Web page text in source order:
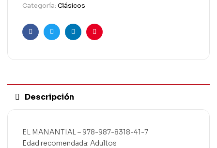
Categoría: Clásicos
FacebookTwitterLinkedinPinterest
Descripción
EL MANANTIAL – 978-987-8318-41-7
Edad recomendada: Adultos